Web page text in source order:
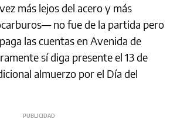
más lejos del acero y más
no fue de la partida pero
las cuentas en Avenida de
sí diga presente el 13 de
almuerzo por el Día del